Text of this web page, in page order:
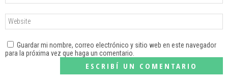
Guardar mi nombre, correo electrónico y sitio web en este navegador
para la próxima vez que haga un comentario.